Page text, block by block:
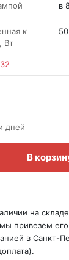
в
к
Вт
50
дней
В
на
привезем
в Санкт-